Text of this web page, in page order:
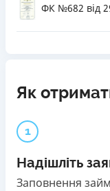
ФК №682 від
Як
1
Надішліть
Заповнення